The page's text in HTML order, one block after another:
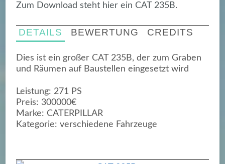
Zum Download steht hier ein CAT 235B.
DETAILS BEWERTUNG CREDITS
Dies ist ein großer CAT 235B, der zum Graben
und Räumen auf Baustellen eingesetzt wird
Leistung: 271 PS
Preis: 300000€
Marke: CATERPILLAR
Kategorie: verschiedene Fahrzeuge